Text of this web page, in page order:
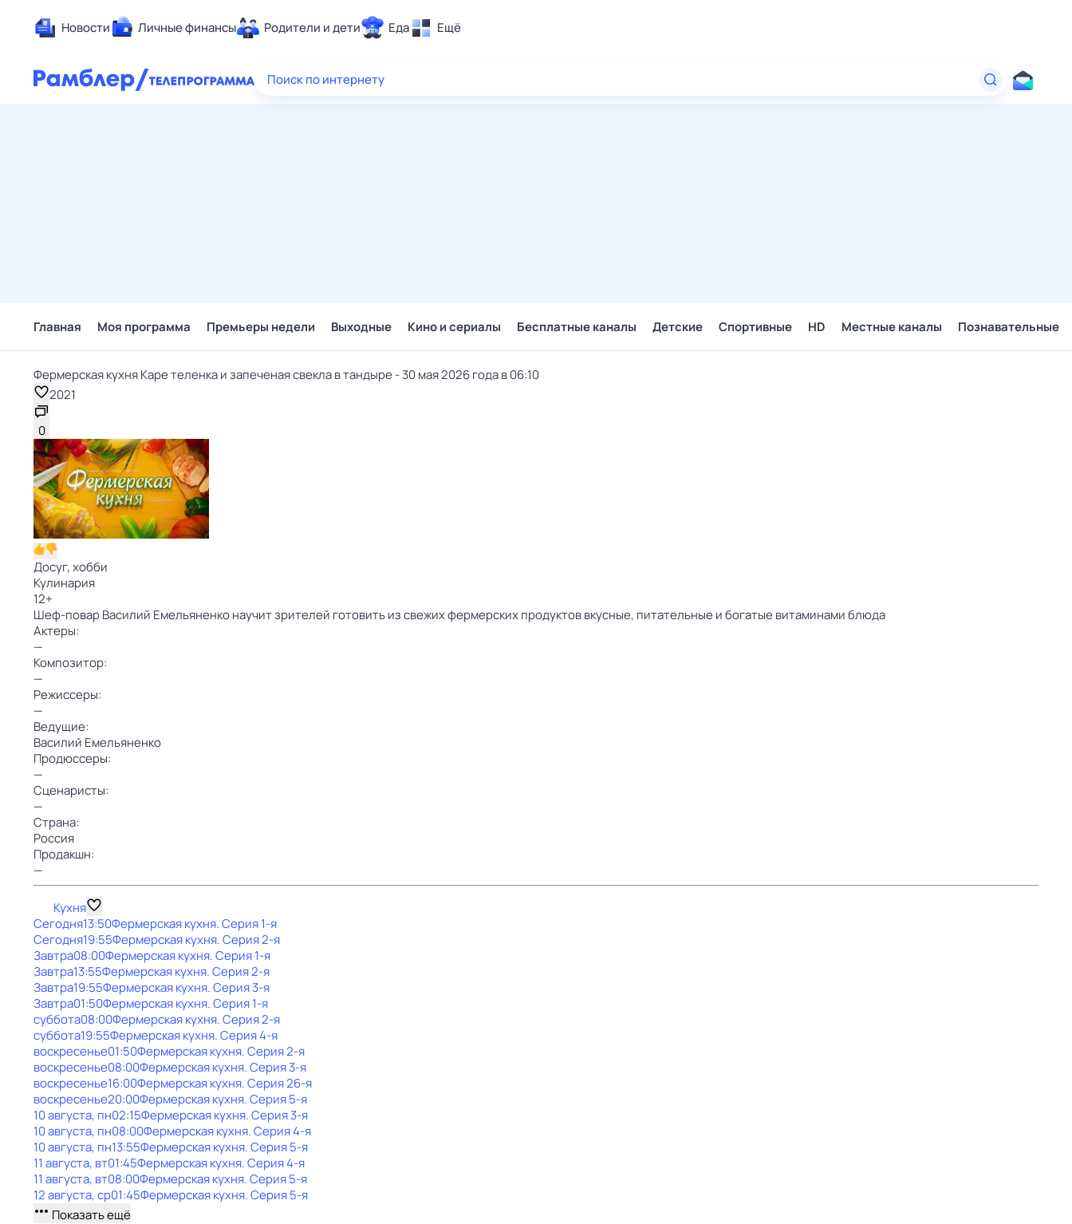
Новости Личные финансы Родители и дети Еда Ещё
Здоровье
Поиск по интернету
Главная Моя программа Премьеры недели Выходные Кино и сериалы Бесплатные каналы Детские Спортивные HD Местные каналы Познавательные
Фермерская кухня Каре теленка и запеченая свекла в тандыре - 30 мая 2026 года в 06:10
2021
0
Досуг, хобби
Кулинария
12+
Шеф-повар Василий Емельяненко научит зрителей готовить из свежих фермерских продуктов вкусные, питательные и богатые витаминами блюда
Актеры:
—
Композитор:
—
Режиссеры:
—
Ведущие:
Василий Емельяненко
Продюссеры:
—
Сценаристы:
—
Страна:
Россия
Продакшн:
—
Кухня
Сегодня13:50Фермерская кухня. Серия 1-я
Сегодня19:55Фермерская кухня. Серия 2-я
Завтра08:00Фермерская кухня. Серия 1-я
Завтра13:55Фермерская кухня. Серия 2-я
Завтра19:55Фермерская кухня. Серия 3-я
Завтра01:50Фермерская кухня. Серия 1-я
суббота08:00Фермерская кухня. Серия 2-я
суббота19:55Фермерская кухня. Серия 4-я
воскресенье01:50Фермерская кухня. Серия 2-я
воскресенье08:00Фермерская кухня. Серия 3-я
воскресенье16:00Фермерская кухня. Серия 26-я
воскресенье20:00Фермерская кухня. Серия 5-я
10 августа, пн02:15Фермерская кухня. Серия 3-я
10 августа, пн08:00Фермерская кухня. Серия 4-я
10 августа, пн13:55Фермерская кухня. Серия 5-я
11 августа, вт01:45Фермерская кухня. Серия 4-я
11 августа, вт08:00Фермерская кухня. Серия 5-я
12 августа, ср01:45Фермерская кухня. Серия 5-я
Показать ещё